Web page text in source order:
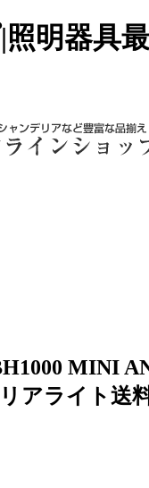
明器具
MINI
アライト送